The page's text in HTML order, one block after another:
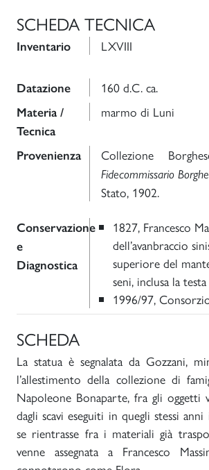
SCHEDA TECNICA
Inventario LXVIII
Datazione 160 d.C. ca.
Materia /
Tecnica
marmo di Luni
Provenienza Collezione
Fidecommissario
Stato, 1902.
Conservazione
e
Diagnostica
1827, Francesco
dell’avanbraccio
superiore del
seni, inclusa la
1996/97,
SCHEDA
La statua è segnalata da Gozzani,
l’allestimento della collezione di
Napoleone Bonaparte, fra gli oggetti
dagli scavi eseguiti in quegli stessi
se rientrasse fra i materiali già
venne assegnata a Francesco